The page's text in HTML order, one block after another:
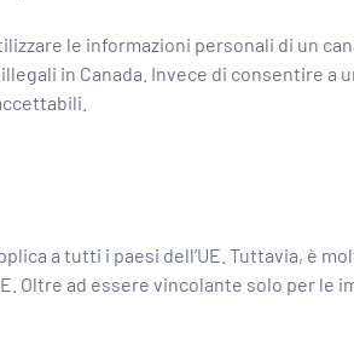
le informazioni personali di un
in Canada. Invece di consentire a
a tutti i paesi dell’UE. Tuttavia, è
ad essere vincolante solo per le